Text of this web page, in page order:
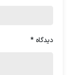
می‌روددیدگاه *